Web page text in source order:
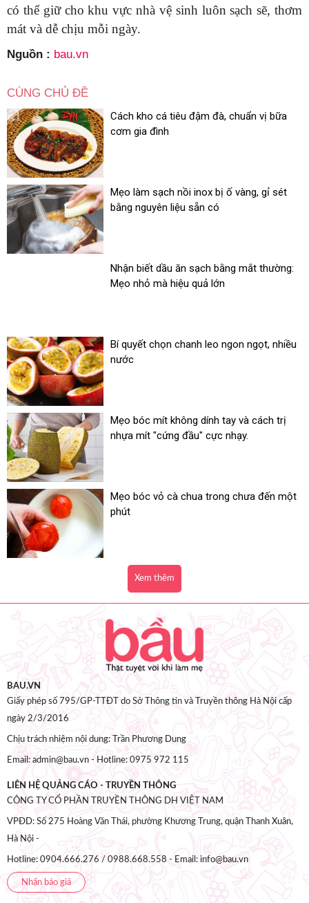
có thể giữ cho khu vực nhà vệ sinh luôn sạch sẽ, thơm
mát và dễ chịu mỗi ngày.
Nguồn : bau.vn
CÙNG CHỦ ĐỀ
Cách kho cá tiêu đậm đà, chuẩn vị bữa
cơm gia đình
Mẹo làm sạch nồi inox bị ố vàng, gỉ sét
bằng nguyên liệu sẵn có
Nhận biết dầu ăn sạch bằng mắt thường:
Mẹo nhỏ mà hiệu quả lớn
Bí quyết chọn chanh leo ngon ngọt, nhiều
nước
Mẹo bóc mít không dính tay và cách trị
nhựa mít "cứng đầu" cực nhạy.
Mẹo bóc vỏ cà chua trong chưa đến một
phút
Xem thêm
BAU.VN
Giấy phép số 795/GP-TTĐT do Sở Thông tin và Truyền thông Hà Nội cấp
ngày 2/3/2016
Chịu trách nhiệm nội dung: Trần Phương Dung
Email: admin@bau.vn - Hotline: 0975 972 115
LIÊN HỆ QUẢNG CÁO - TRUYỀN THÔNG
CÔNG TY CỔ PHẦN TRUYỀN THÔNG DH VIỆT NAM
VPĐD: Số 275 Hoàng Văn Thái, phường Khương Trung, quận Thanh Xuân,
Hà Nội -
Hotline: 0904.666.276 / 0988.668.558 - Email: info@bau.vn
Nhận báo giá